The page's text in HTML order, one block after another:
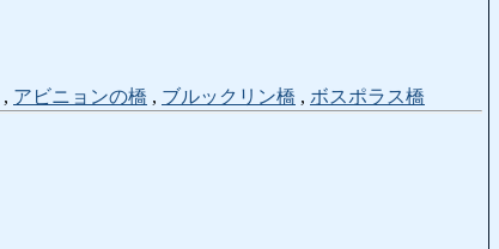
, アビニョンの橋 , ブルックリン橋 , ボスポラス橋